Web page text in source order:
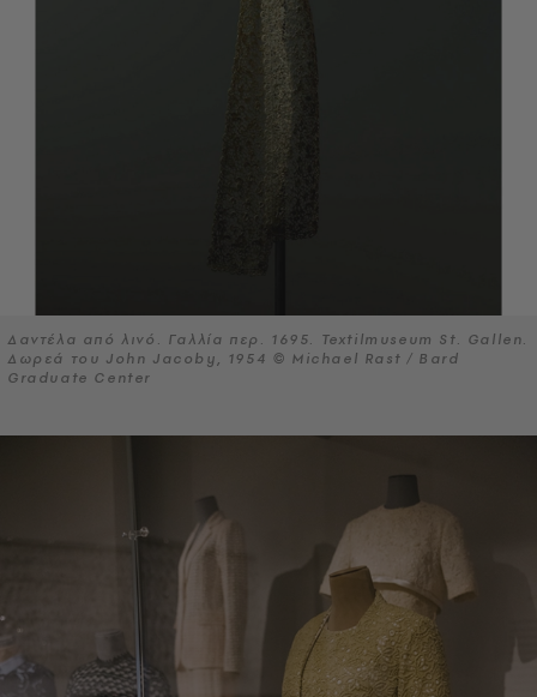
Δαντέλα από λινό. Γαλλία περ. 1695. Textilmuseum St. Gallen.
Δωρεά του John Jacoby, 1954 © Michael Rast / Bard
Graduate Center